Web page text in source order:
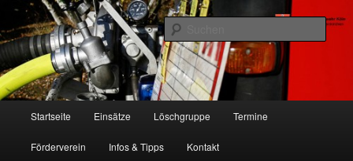
Zum
primären
Inhalt
springenFF Köln, LG RD
Freiwillige Feuerwehr Köln, Löschgruppe Rodenkirchen
Startseite Einsätze Löschgruppe Termine
Förderverein Infos & Tipps Kontakt